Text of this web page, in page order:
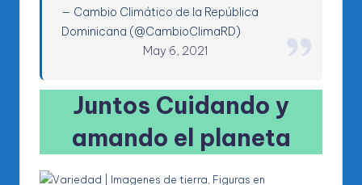
— Cambio Climático de la República
Dominicana (@CambioClimaRD)
May 6, 2021
Juntos Cuidando y
amando el planeta